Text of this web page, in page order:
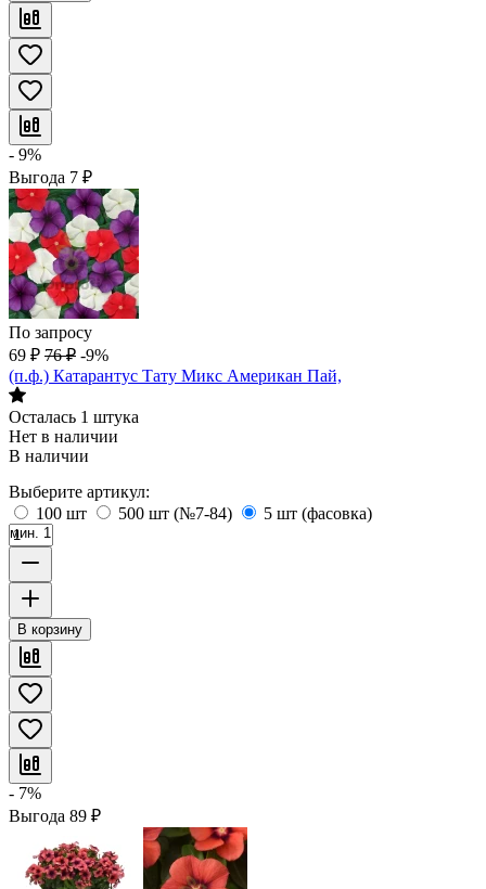
- 9%
Выгода 7 ₽
По запросу
69 ₽ 76 ₽ -9%
(п.ф.) Катарантус Тату Микс Американ Пай,
Осталась 1 штука
Нет в наличии
В наличии
Выберите артикул:
100 шт
500 шт (№7-84) 5 шт (фасовка)
мин. 1
В корзину
- 7%
Выгода 89 ₽